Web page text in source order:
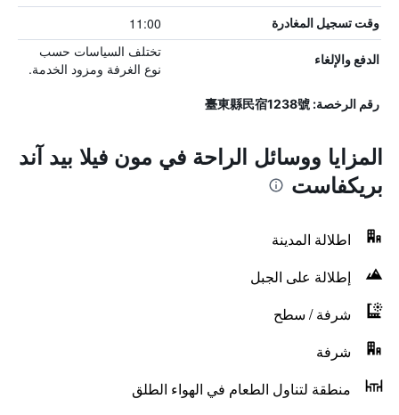
وقت تسجيل المغادرة 11:00
الدفع والإلغاء
تختلف السياسات حسب
نوع الغرفة ومزود الخدمة.
رقم الرخصة: 臺東縣民宿1238號
المزايا ووسائل الراحة في مون فيلا بيد آند
بريكفاست
اطلالة المدينة
إطلالة على الجبل
شرفة / سطح
شرفة
منطقة لتناول الطعام في الهواء الطلق